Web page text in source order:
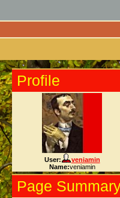
Profile
User:
veniamin
Name:veniamin
Page